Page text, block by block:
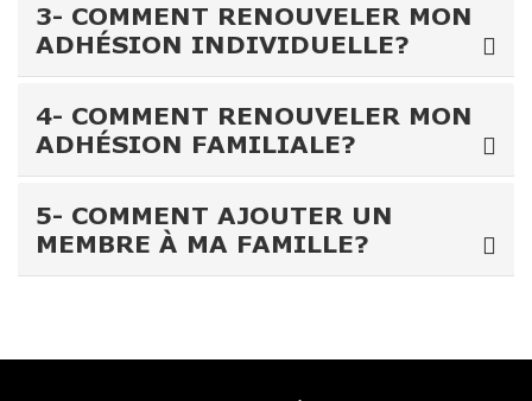
3- COMMENT RENOUVELER MON
ADHÉSION INDIVIDUELLE?
4- COMMENT RENOUVELER MON
ADHÉSION FAMILIALE?
5- COMMENT AJOUTER UN
MEMBRE À MA FAMILLE?